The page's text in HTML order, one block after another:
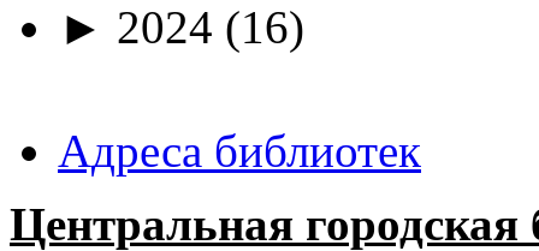
► 2024 (16)
Адреса библиотек
Центральная